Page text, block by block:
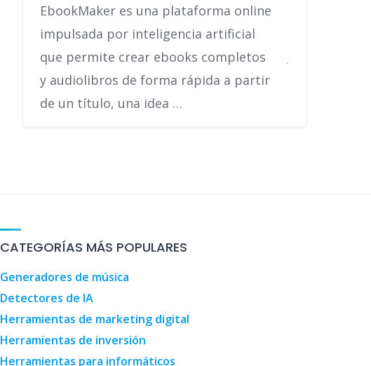
EbookMaker es una plataforma online
impulsada por inteligencia artificial
que permite crear ebooks completos
y audiolibros de forma rápida a partir
de un título, una idea …
CATEGORÍAS MÁS POPULARES
Generadores de música
Detectores de IA
Herramientas de marketing digital
Herramientas de inversión
Herramientas para informáticos